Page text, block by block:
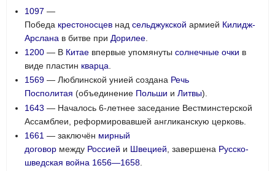
1097 —
Победа крестоносцев надсельджукской армией Килидж-
Арслана в битве при Дорилее
1200 — В Китае впервые упомянутысолнечные очки в
виде пластин кварца
1569 — Люблинской унией создана Речь
Посполитая (объединение Польши иЛитвы).
1643 — Началось 6-летнее заседание Вестминстерской
Ассамблеи, реформировавшей англиканскую церковь.
1661 — заключён мирный
договор между Россией и Швецией , завершена Русско-
шведская война 1656—1658